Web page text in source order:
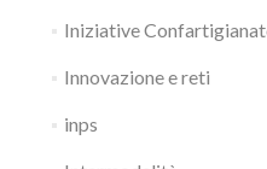
Iniziative
Innovazione e reti
inps